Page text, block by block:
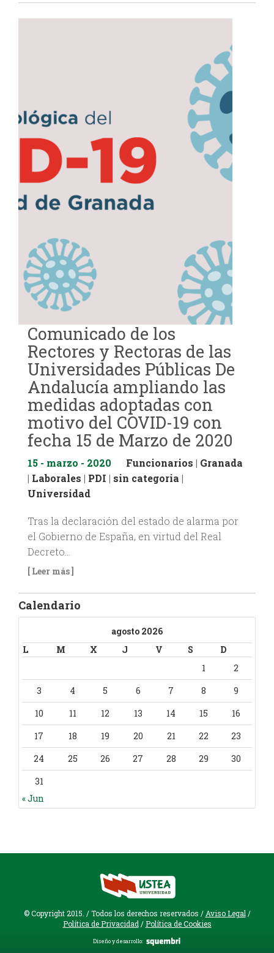
Comunicado de los
Rectores y Rectoras de las
Universidades Públicas De
Andalucía ampliando las
medidas adoptadas con
motivo del COVID-19 con
fecha 15 de Marzo de 2020
15 - marzo - 2020 Funcionarios | Granada
| Laborales | PDI | sin categoria |
Universidad
Tras la declaración del estado de alarma por
el Gobierno de España, en virtud del Real
Decreto…
[ Leer más ]
Calendario
agosto 2026
L
M X J V S
D
1
2
3
4 5 6 7 8
9
10
11 12 13 14 15
16
17
18 19 20 21 22
23
24
25 26 27 28 29
30
31
« Jun
© Copyright 2015. / Todos los derechos reservados /Aviso Legal/
Política de Privacidad/Política de Cookies
Diseño y desarrollo: